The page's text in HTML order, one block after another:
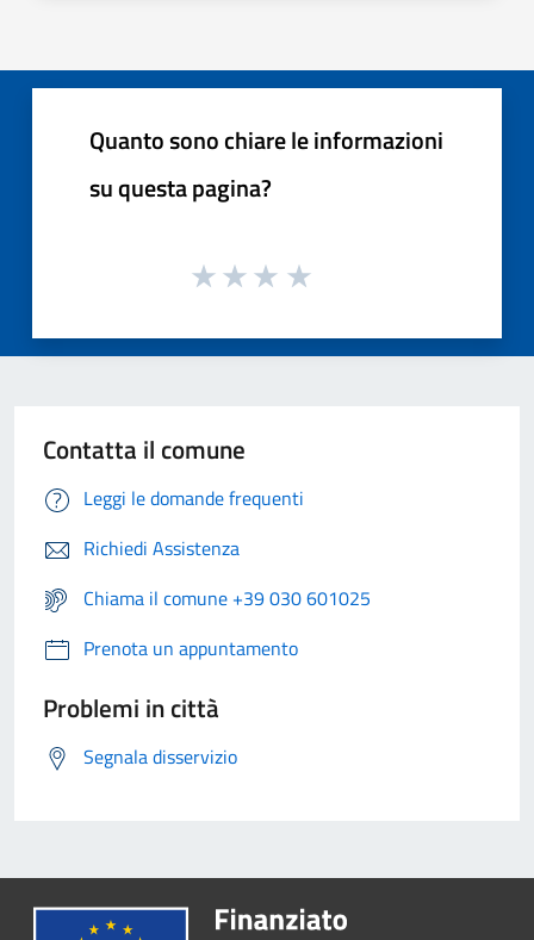
Quanto sono chiare le informazioni
su questa pagina?
Contatta il comune
Leggi le domande frequenti
Richiedi Assistenza
Chiama il comune +39 030 601025
Prenota un appuntamento
Problemi in città
Segnala disservizio